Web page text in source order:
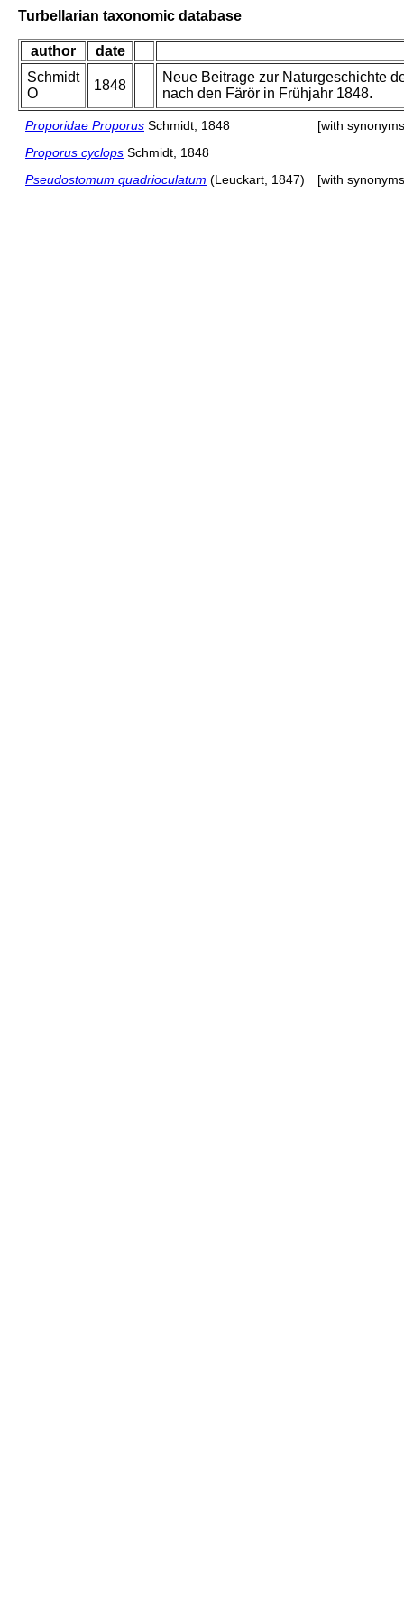
Turbellarian taxonomic database
author
date
Schmidt
O
1848
Neue Beitrage zur Naturgeschichte
nach den Färör in Frühjahr 1848.
Proporidae Proporus Schmidt, 1848
[with
Proporus cyclops Schmidt, 1848
Pseudostomum quadrioculatum (Leuckart, 1847) [with